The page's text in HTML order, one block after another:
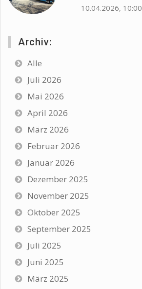
10.04.2026, 10:00
Archiv:
Alle
Juli 2026
Mai 2026
April 2026
März 2026
Februar 2026
Januar 2026
Dezember 2025
November 2025
Oktober 2025
September 2025
Juli 2025
Juni 2025
März 2025